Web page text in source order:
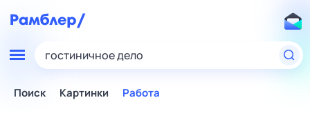
гостиничное дело
Поиск Картинки Работа